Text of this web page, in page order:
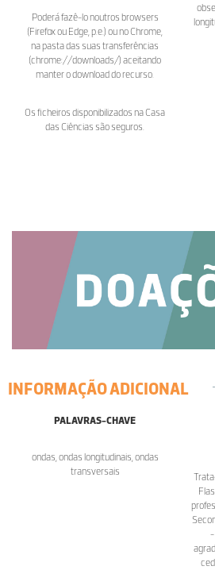
Poderá fazê-lo noutros browsers
(Firefox ou Edge, p.e.) ou no Chrome,
na pasta das suas transferências
(chrome://downloads/) aceitando
manter o download do recurso.
Os ficheiros disponibilizados na Casa
das Ciências são seguros.
INFORMAÇÃO ADICIONAL
PALAVRAS-CHAVE
ondas, ondas longitudinais, ondas
transversais
-